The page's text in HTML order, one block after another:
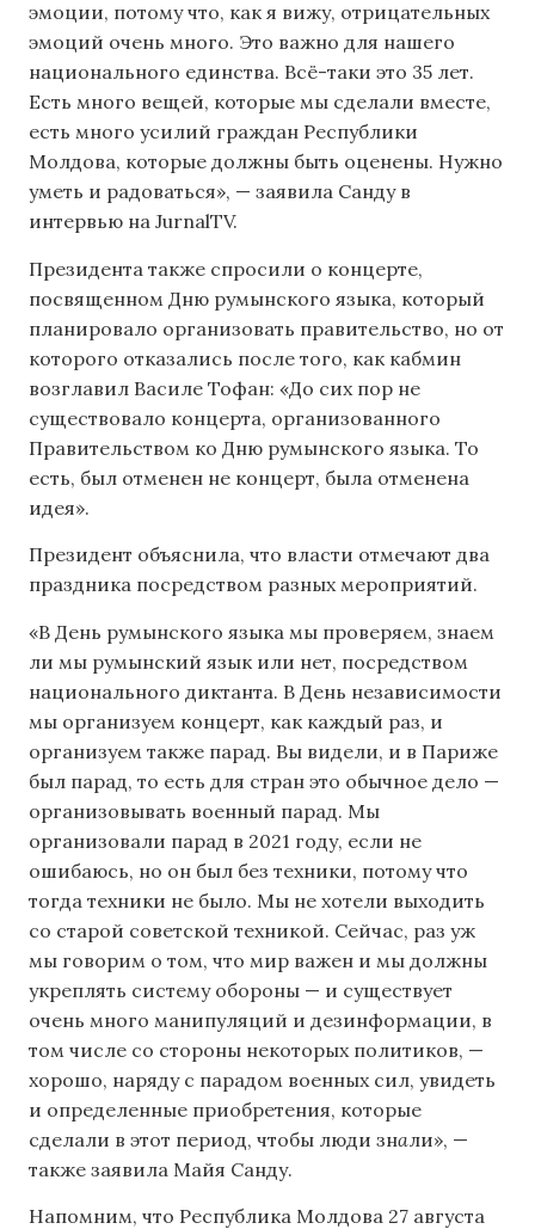
эмоции, потому что, как я вижу, отрицательных
эмоций очень много. Это важно для нашего
национального единства. Всё-таки это 35 лет.
Есть много вещей, которые мы сделали вместе,
есть много усилий граждан Республики
Молдова, которые должны быть оценены. Нужно
уметь и радоваться», — заявила Санду в
интервью на JurnalTV.
Президента также спросили о концерте,
посвященном Дню румынского языка, который
планировало организовать правительство, но от
которого отказались после того, как кабмин
возглавил Василе Тофан: «До сих пор не
существовало концерта, организованного
Правительством ко Дню румынского языка. То
есть, был отменен не концерт, была отменена
идея».
Президент объяснила, что власти отмечают два
праздника посредством разных мероприятий.
«В День румынского языка мы проверяем, знаем
ли мы румынский язык или нет, посредством
национального диктанта. В День независимости
мы организуем концерт, как каждый раз, и
организуем также парад. Вы видели, и в Париже
был парад, то есть для стран это обычное дело —
организовывать военный парад. Мы
организовали парад в 2021 году, если не
ошибаюсь, но он был без техники, потому что
тогда техники не было. Мы не хотели выходить
со старой советской техникой. Сейчас, раз уж
мы говорим о том, что мир важен и мы должны
укреплять систему обороны — и существует
очень много манипуляций и дезинформации, в
том числе со стороны некоторых политиков, —
хорошо, наряду с парадом военных сил, увидеть
и определенные приобретения, которые
сделали в этот период, чтобы люди знали», —
также заявила Майя Санду.
Напомним, что Республика Молдова 27 августа